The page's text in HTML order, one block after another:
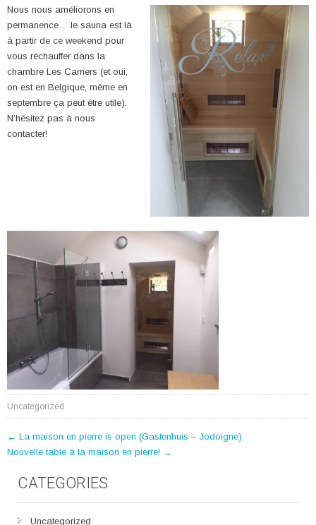
Nous nous améliorons en
permanence… le sauna est là
à partir de ce weekend pour
vous réchauffer dans la
chambre Les Carriers (et oui,
on est en Belgique, même en
septembre ça peut être utile).
N’hésitez pas à nous
contacter!
Uncategorized
POST
NAVIGATION
← La maison en pierre is open (Gastenhuis – Jodoigne)
Nouvelle table à la maison en pierre! →
CATEGORIES
Uncategorized